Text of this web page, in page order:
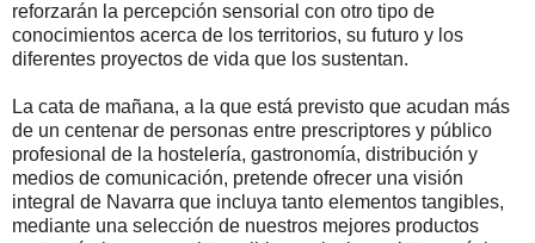
reforzarán la percepción sensorial con otro tipo de
conocimientos acerca de los territorios, su futuro y los
diferentes proyectos de vida que los sustentan.
La cata de mañana, a la que está previsto que acudan más
de un centenar de personas entre prescriptores y público
profesional de la hostelería, gastronomía, distribución y
medios de comunicación, pretende ofrecer una visión
integral de Navarra que incluya tanto elementos tangibles,
mediante una selección de nuestros mejores productos